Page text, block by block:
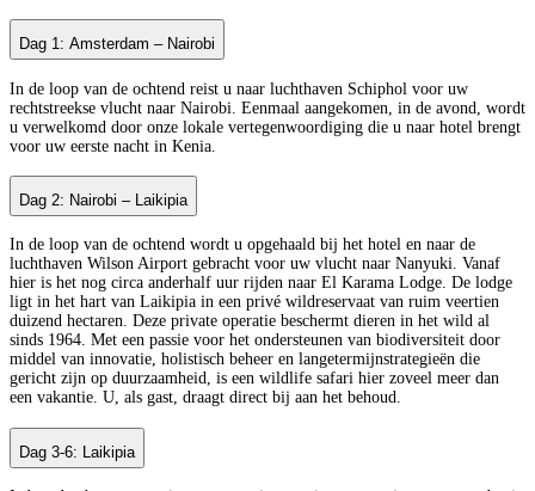
Dag 1: Amsterdam – Nairobi
In de loop van de ochtend reist u naar luchthaven Schiphol voor uw
rechtstreekse vlucht naar Nairobi. Eenmaal aangekomen, in de avond, wordt
u verwelkomd door onze lokale vertegenwoordiging die u naar hotel brengt
voor uw eerste nacht in Kenia.
Dag 2: Nairobi – Laikipia
In de loop van de ochtend wordt u opgehaald bij het hotel en naar de
luchthaven Wilson Airport gebracht voor uw vlucht naar Nanyuki. Vanaf
hier is het nog circa anderhalf uur rijden naar El Karama Lodge. De lodge
ligt in het hart van Laikipia in een privé wildreservaat van ruim veertien
duizend hectaren. Deze private operatie beschermt dieren in het wild al
sinds 1964. Met een passie voor het ondersteunen van biodiversiteit door
middel van innovatie, holistisch beheer en langetermijnstrategieën die
gericht zijn op duurzaamheid, is een wildlife safari hier zoveel meer dan
een vakantie. U, als gast, draagt direct bij aan het behoud.
Dag 3-6: Laikipia